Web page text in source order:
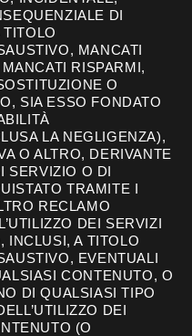
DI
MANCATI
RISPARMI,
O
SIA ESSO FONDATO
LA NEGLIGENZA),
O ALTRO, DERIVANTE
SERVIZIO O DI
TRAMITE I
RECLAMO
DEI SERVIZI
INCLUSI, A TITOLO
EVENTUALI
CONTENUTO, O
DI QUALSIASI TIPO
DEI
(O